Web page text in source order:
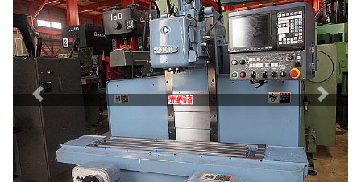
売約済
Previous Next